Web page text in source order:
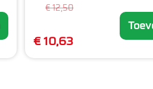
€ 12,50
€ 10,63